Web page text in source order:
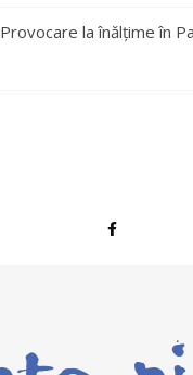
Provocare la înălțime în